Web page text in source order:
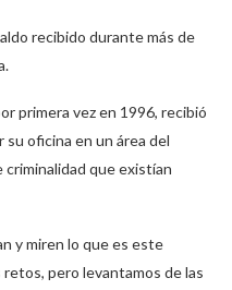
recibido durante más de
primera vez en 1996, recibió
oficina en un área del
que existían
y miren lo que es este
pero levantamos de las